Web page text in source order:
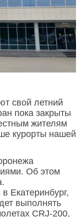
свой летний
пока закрыты
жителям
курорты нашей
Об этом
Екатеринбург,
выполнять
CRJ-200,